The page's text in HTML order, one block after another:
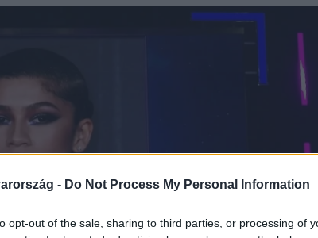
- Do Not Process My Personal Information
opt-out of the sale, sharing to third parties, or processing of